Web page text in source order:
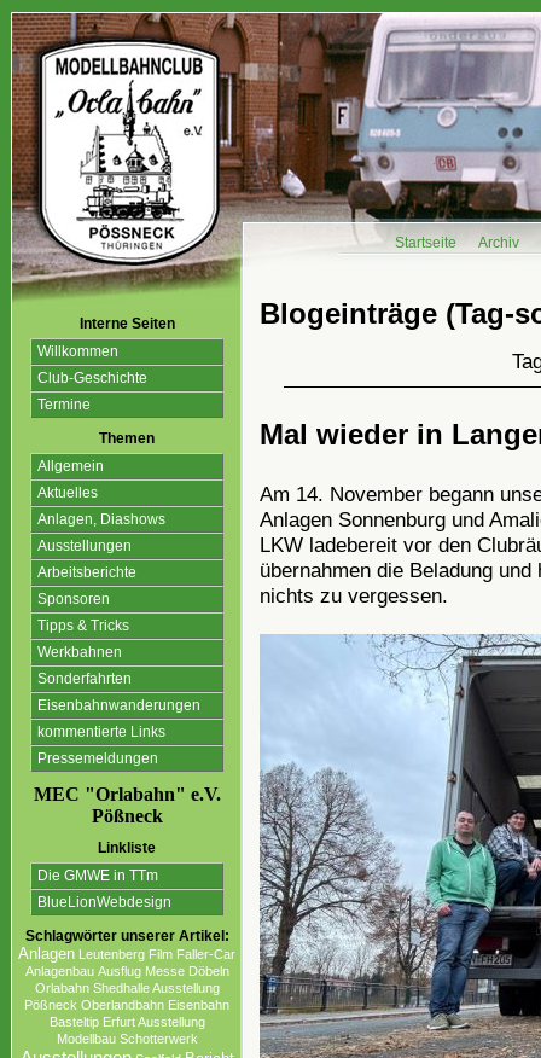
Startseite Archiv
Interne Seiten
Willkommen
Club-Geschichte
Termine
Themen
Allgemein
Aktuelles
Anlagen, Diashows
Ausstellungen
Arbeitsberichte
Sponsoren
Tipps & Tricks
Werkbahnen
Sonderfahrten
Eisenbahnwanderungen
kommentierte Links
Pressemeldungen
MEC "Orlabahn" e.V.
Pößneck
Linkliste
Die GMWE in TTm
BlueLionWebdesign
Schlagwörter unserer Artikel:
Anlagen Leutenberg Film Faller-Car
Anlagenbau Ausflug Messe Döbeln
Orlabahn Shedhalle Ausstellung
Pößneck Oberlandbahn Eisenbahn
Basteltip Erfurt Ausstellung
Modellbau Schotterwerk
Blogeinträge (Tag-
Mal wieder in
Am 14. November begann
Anlagen Sonnenburg und
LKW ladebereit vor den
übernahmen die Beladung
nichts zu vergessen.